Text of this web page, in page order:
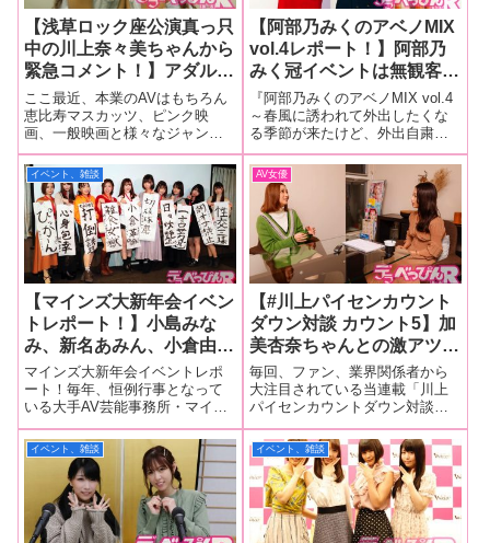
【浅草ロック座公演真っ只
中の川上奈々美ちゃんから
緊急コメント！】アダルト
界の改革者・川上奈々美が
ストリップ劇場の聖地・浅
草ロック座に5度目の降
臨！
ここ最近、本業のAVはもちろん
恵比寿マスカッツ、ピンク映
画、一般映画と様々なジャンル
に出演し、いまやセクシー女優
の枠には収まりきらないカリス
マ的存在になっている川上奈々
美ちゃんが浅草ロック座のスト
リップにまたまた登壇。7月1日
から20日まで
【阿部乃みくのアベノMIX
vol.4レポート！】阿部乃
みく冠イベントは無観客有
料配信で開催！ 川上奈々
美、あおいれなと新鮮なメ
ンバーで明るく楽しくエッ
チな話で大盛り上がり！
『阿部乃みくのアベノMIX vol.4
～春風に誘われて外出したくな
る季節が来たけど、外出自粛礼
出たので配信するよ！全員集
合！～』阿部乃みくちゃんがメ
ーンパーソナリティを務めるト
ークイベント『阿部乃みくのア
ベノMIX vol.4 ～春風に誘
イベント、雑談
【マインズ大新年会イベン
トレポート！】小島みな
み、新名あみん、小倉由
菜、唯井まひろ、八木
奈々、きみと歩実、あおい
れな、あけみみう、みひ
な、亜矢みつきが書き初め
で今年の抱負を大発表！
ファンとの交流も大盛り上
がり！
マインズ大新年会イベントレポ
ート！毎年、恒例行事となって
いる大手AV芸能事務所・マイン
ズによる新年会イベント「マイ
ンズ大新年会」が2月2日に都内
でお行われ、多くのファンが集
まり女優陣と交流を深めまし
た！今回、参加した女優は小島
みなみちゃん、
AV女優
【#川上パイセンカウント
ダウン対談 カウント5】加
美杏奈ちゃんとの激アツ対
談！「コロナ禍でAVアワ
ードが全くなくなったんで
す。正直、私は競いたいか
ら開催してほしかった。現
実を突きつけられるけど、
勝ちたいんです」（加美）
【中編】
毎回、ファン、業界関係者から
大注目されている当連載「川上
パイセンカウントダウン対談」
も佳境に差し掛かりカウントダ
ウンも「5」に突入！2022年2月
にアダルト界から引退する川上
奈々美ちゃんが、今月もセクシ
ー女優と真剣勝負の対談を敢
行！ 人生の
イベント、雑談 イベント、雑談